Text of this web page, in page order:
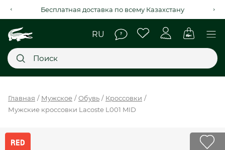
Бесплатная доставка по всему Казахстану
НОВИНКИ
SALE
Главная Мужское Обувь
Кроссовки
Мужские кроссовки Lacoste L001 MID